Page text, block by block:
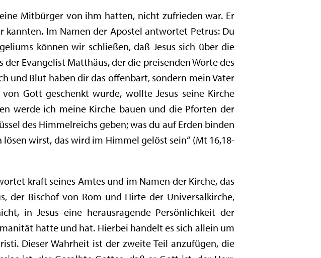
Mitbürger von ihm hatten, nicht zufrieden war. Er
Im Namen der Apostel antwortet Petrus: Du
können wir schließen, daß Jesus sich über die
Evangelist Matthäus, der die preisenden Worte des
und Blut haben dir das offenbart, sondern mein Vater
Gott geschenkt wurde, wollte Jesus seine Kirche
werde ich meine Kirche bauen und die Pforten der
des Himmelreichs geben; was du auf Erden binden
wirst, das wird im Himmel gelöst sein“ (Mt 16,18-
kraft seines Amtes und im Namen der Kirche, das
der Bischof von Rom und Hirte der Universalkirche,
in Jesus eine herausragende Persönlichkeit der
hatte und hat. Hierbei handelt es sich allein um
Dieser Wahrheit ist der zweite Teil anzufügen, die